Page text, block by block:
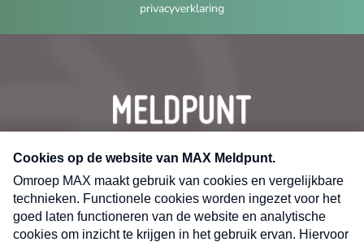
privacyverklaring
CONTACT